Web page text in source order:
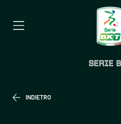
SERIE
INDIETRO